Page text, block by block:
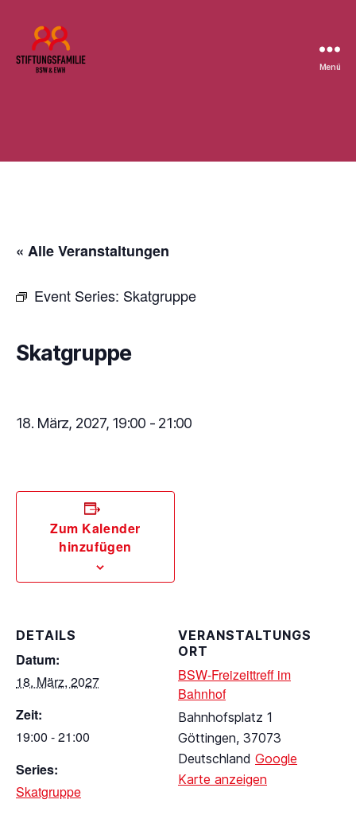
Menü
« Alle Veranstaltungen
Event Series: Skatgruppe
Skatgruppe
18. März, 2027, 19:00 - 21:00
Zum Kalender
hinzufügen
DETAILS
Datum:
18. März, 2027
Zeit:
19:00 - 21:00
Series:
Skatgruppe
VERANSTALTUNGS
ORT
BSW-Freizeittreff im
Bahnhof
Bahnhofsplatz 1
Göttingen, 37073
Deutschland Google
Karte anzeigen